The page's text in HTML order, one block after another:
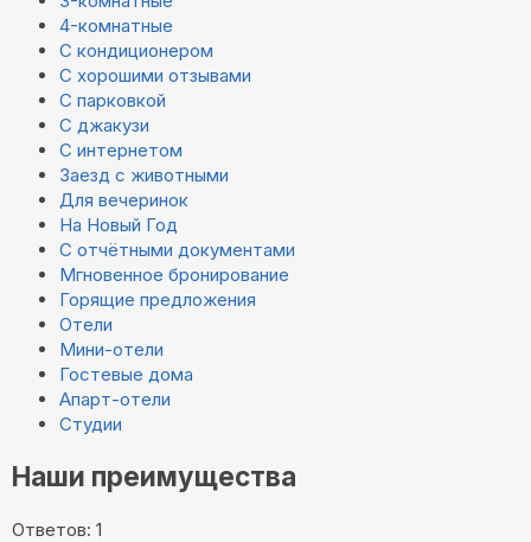
4-комнатные
С кондиционером
С хорошими отзывами
С парковкой
С джакузи
С интернетом
Заезд с животными
Для вечеринок
На Новый Год
С отчётными документами
Мгновенное бронирование
Горящие предложения
Отели
Мини-отели
Гостевые дома
Апарт-отели
Студии
Наши преимущества
Ответов: 1